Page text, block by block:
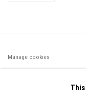
Manage cookies
PARTIR DES DONNÉES